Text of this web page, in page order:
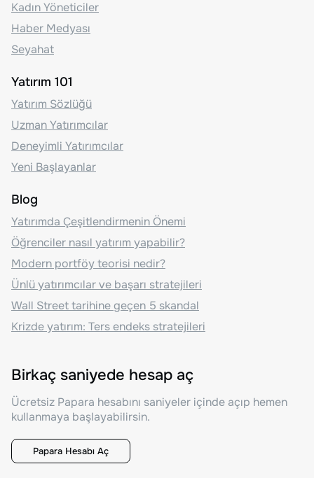
Kadın Yöneticiler
Haber Medyası
Seyahat
Yatırım 101
Yatırım Sözlüğü
Uzman Yatırımcılar
Deneyimli Yatırımcılar
Yeni Başlayanlar
Blog
Yatırımda Çeşitlendirmenin Önemi
Öğrenciler nasıl yatırım yapabilir?
Modern portföy teorisi nedir?
Ünlü yatırımcılar ve başarı stratejileri
Wall Street tarihine geçen 5 skandal
Krizde yatırım: Ters endeks stratejileri
Birkaç saniyede hesap aç
Ücretsiz Papara hesabını saniyeler içinde açıp hemen
kullanmaya başlayabilirsin.
Papara Hesabı Aç